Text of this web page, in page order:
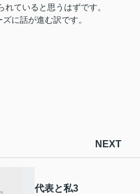
れていると思うはずです。
に話が進む訳です。
NEXT
代表と私3